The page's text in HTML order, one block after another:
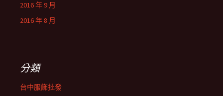
2016 年 9 月
2016 年 8 月
分類
台中服飾批發